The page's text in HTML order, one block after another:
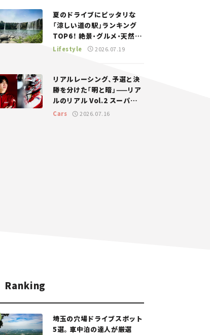
夏のドライブにピッタリな
「涼しい道の駅」ランキング
TOP6！ 絶景・グルメ・天然ク
ーラーなど、避暑におすすめ
Lifestyle 2026.07.19
リアルレーシング、予選と決
勝を分けた「明と暗」——リア
ルのリアル Vol.2 スーパー
GT 2026開幕戦 岡山国際サ
Cars 2026.07.16
Ranking
埼玉の穴場ドライブスポット
5選。車中泊の達人が厳選